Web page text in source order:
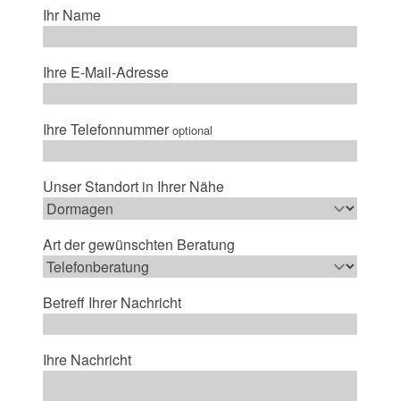
Ihr Name
Ihre E-Mail-Adresse
Ihre Telefonnummer optional
Unser Standort in Ihrer Nähe
Art der gewünschten Beratung
Betreff Ihrer Nachricht
Ihre Nachricht